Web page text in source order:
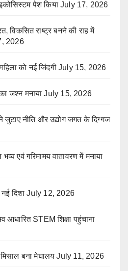
पेश किया July 17, 2026
विकसित राष्ट्र बनने की राह में
2026
को नई जिंदगी July 15, 2026
जश्न मनाया July 15, 2026
जुटाए नीति और उद्योग जगत के दिग्गज
एवं गरिमामय वातावरण में मनाया
दिशा July 12, 2026
STEM शिक्षा पहुंचाना
बना मेघालय July 11, 2026